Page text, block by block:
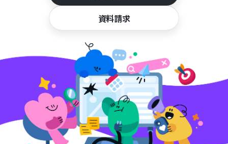
資料請求